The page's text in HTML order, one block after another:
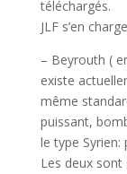
téléchargés.
JLF s’en
– Beyrouth (
existe
même
puissant,
le type Syrien:
Les deux sont